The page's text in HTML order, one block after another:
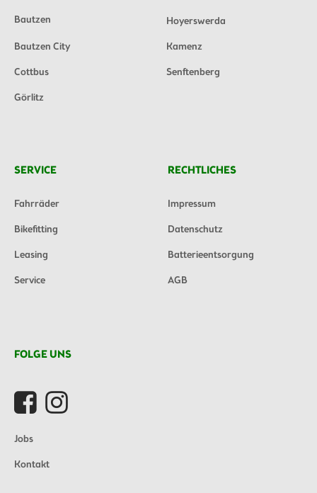
Bautzen
Hoyerswerda
Bautzen City
Kamenz
Cottbus
Senftenberg
Görlitz
SERVICE
Fahrräder
Bikefitting
Leasing
Service
RECHTLICHES
Impressum
Datenschutz
Batterieentsorgung
AGB
FOLGE UNS
Jobs
Kontakt